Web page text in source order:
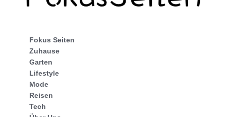
Fokus Seiten
Zuhause
Garten
Lifestyle
Mode
Reisen
Tech